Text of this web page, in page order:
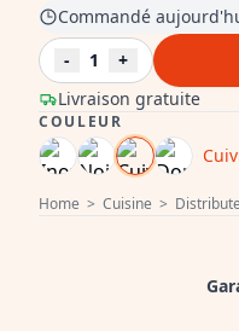
Home > Cuisine >
Livraison gratuite
Commandé
-
1 +
COULEUR